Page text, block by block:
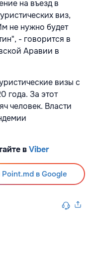
на въезд в
виз,
не нужно будет
- говорится в
Аравии в
визы с
года. За этот
человек. Власти
вViber
в Google